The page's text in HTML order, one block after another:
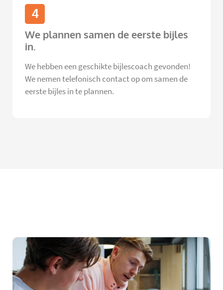
4
We plannen samen de eerste bijles
in.
We hebben een geschikte bijlescoach gevonden!
We nemen telefonisch contact op om samen de
eerste bijles in te plannen.